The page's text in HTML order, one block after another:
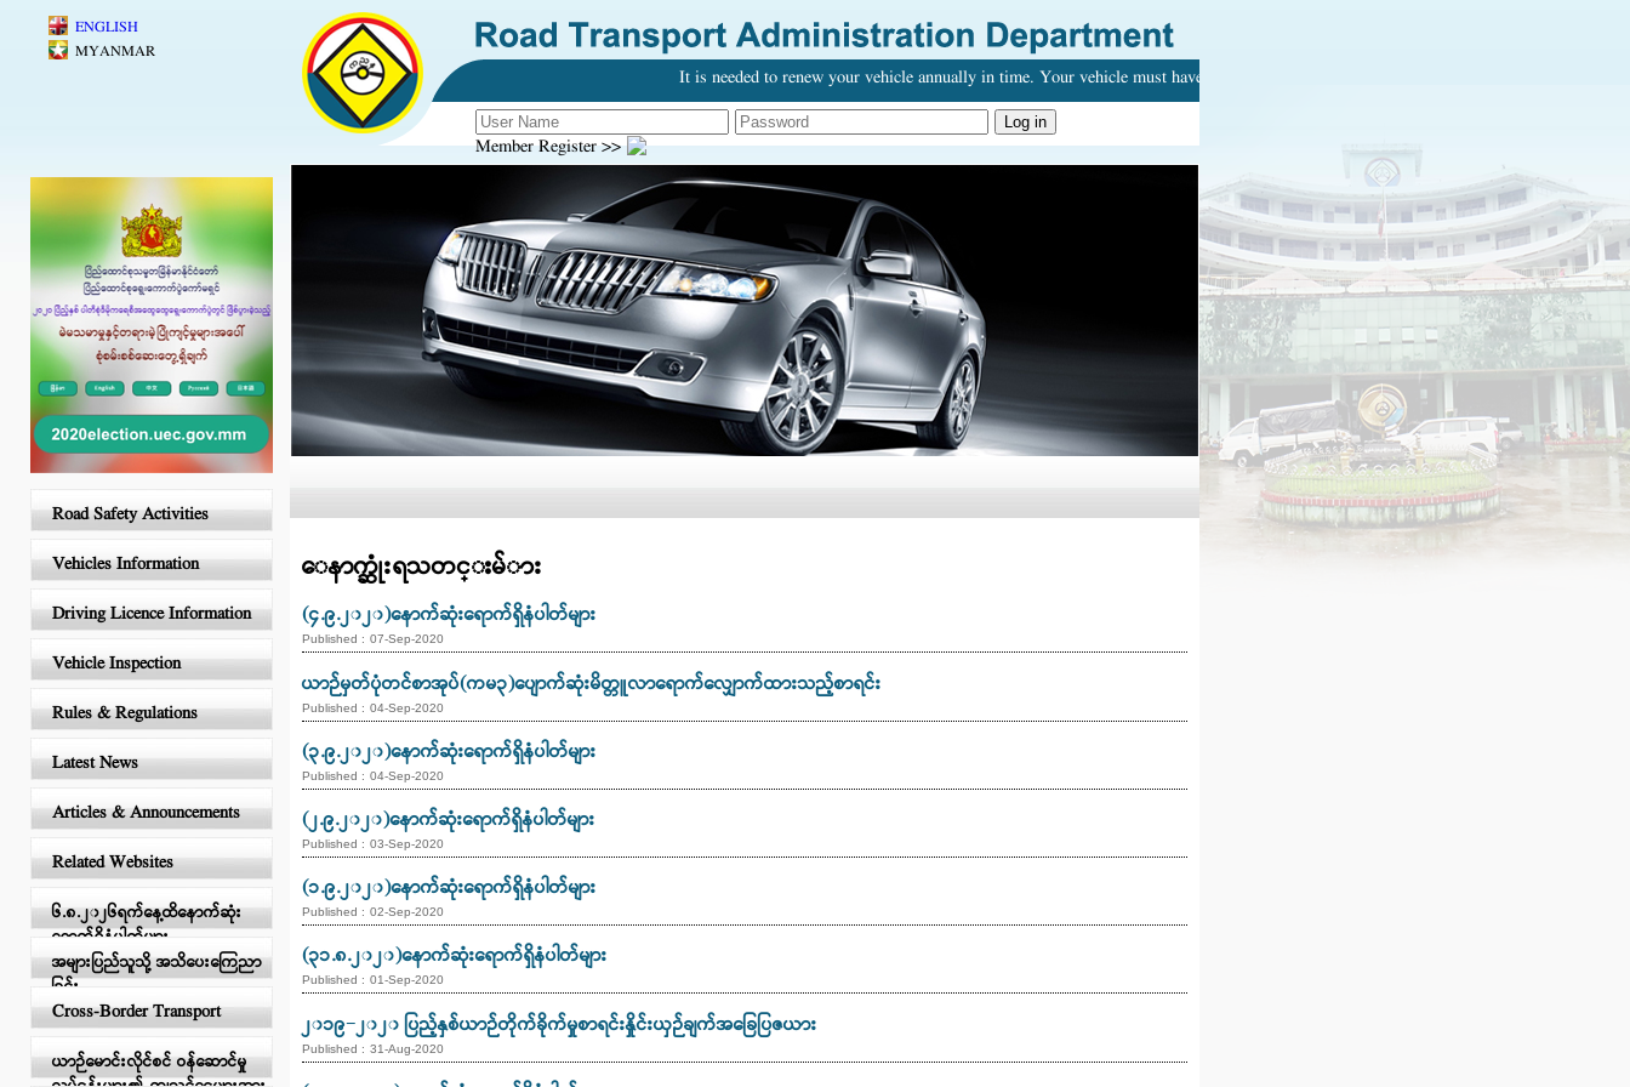
Skip to main content
ENGLISH
MYANMAR
Road Safety Activities
Vehicles Information
Driving Licence Information
Vehicle Inspection
Rules & Regulations
Latest News
Articles & Announcements
Related Websites
၆.၈.၂၀၂၆ရက်နေ့ထိနောက်ဆုံး
ရောက်ရှိနံပါတ်များ
အများပြည်သူသို့ အသိပေးကြေညာ
ခြင်း
Cross-Border Transport
ယာဉ်မောင်းလိုင်စင် ဝန်ဆောင်မှု
It is needed to renew your vehicle annually in time. Your vehicle must have with your name. Every adult can drive.
Member Register >>
ေနာက္ဆုံးရသတင္းမ်ား
(၄.၉.၂၀၂၀)နောက်ဆုံးရောက်ရှိနံပါတ်များ
Published : 07-Sep-2020
ယာဉ်မှတ်ပုံတင်စာအုပ်(ကမ−၃)ပျောက်ဆုံးမိတ္တူလာရောက်လျှောက်ထားသည့်စာရင်း
Published : 04-Sep-2020
(၃.၉.၂၀၂၀)နောက်ဆုံးရောက်ရှိနံပါတ်များ
Published : 04-Sep-2020
(၂.၉.၂၀၂၀)နောက်ဆုံးရောက်ရှိနံပါတ်များ
Published : 03-Sep-2020
(၁.၉.၂၀၂၀)နောက်ဆုံးရောက်ရှိနံပါတ်များ
Published : 02-Sep-2020
(၃၁.၈.၂၀၂၀)နောက်ဆုံးရောက်ရှိနံပါတ်များ
Published : 01-Sep-2020
၂၀၁၉−၂၀၂၀ ပြည့်နှစ်ယာဉ်တိုက်ခိုက်မှုစာရင်းနှိုင်းယှဉ်ချက်အခြေပြဇယား
Published : 31-Aug-2020